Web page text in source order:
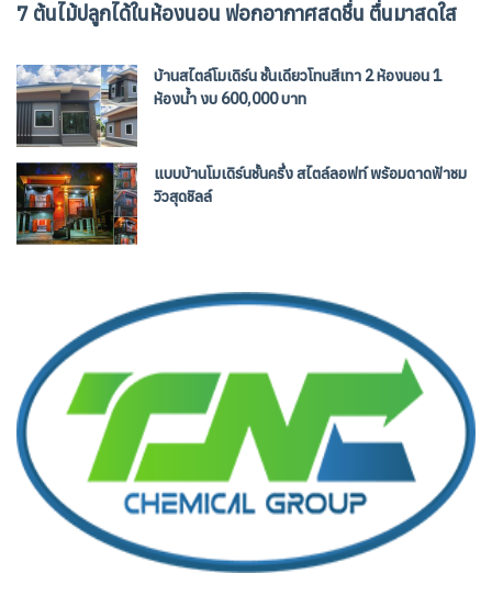
7 ต้นไม้ปลูกได้ในห้องนอน ฟอกอากาศสดชื่น ตื่นมาสดใส
บ้านสไตล์โมเดิร์น ชั้นเดียวโทนสีเทา 2 ห้องนอน 1
ห้องน้ำ งบ 600,000 บาท
แบบบ้านโมเดิร์นชั้นครึ่ง สไตล์ลอฟท์ พร้อมดาดฟ้าชม
วิวสุดชิลล์